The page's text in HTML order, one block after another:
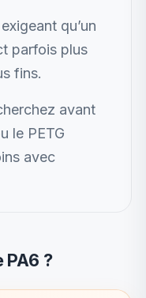
qu’un
parfois plus
fins.
avant
le PETG
avec
PA6 ?